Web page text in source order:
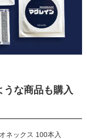
な商品も購入
ネックス 100本入